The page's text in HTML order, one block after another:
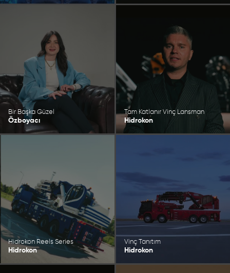
Bir Başka Güzel
Özboyacı
Tam Katlanır Vinç Lansman
Hidrokon
Hidrokon Reels Series
Hidrokon
Vinç Tanıtım
Hidrokon